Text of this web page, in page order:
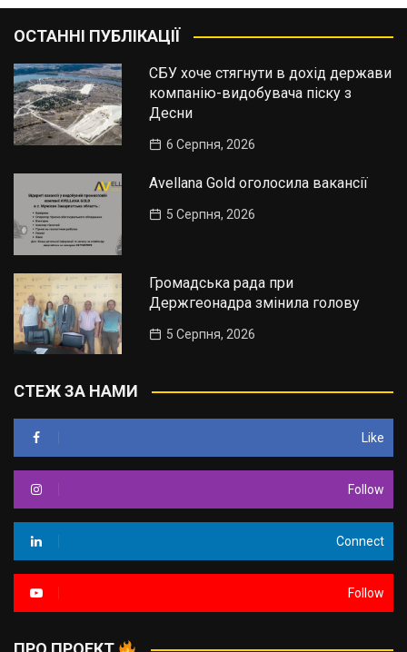
ОСТАННІ ПУБЛІКАЦІЇ
СБУ хоче стягнути в дохід держави
компанію-видобувача піску з
Десни
6 Серпня, 2026
Avellana Gold оголосила вакансії
5 Серпня, 2026
Громадська рада при
Держгеонадра змінила голову
5 Серпня, 2026
СТЕЖ ЗА НАМИ
Like
Follow
Connect
Follow